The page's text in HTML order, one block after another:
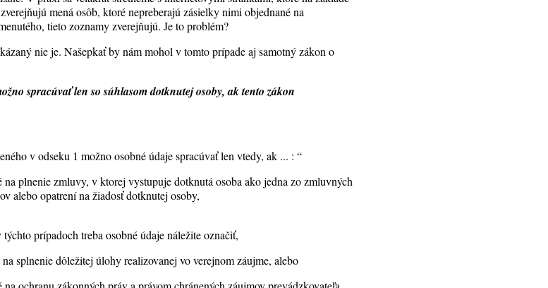
mená osôb, ktoré nepreberajú zásielky nimi objednané na
tieto zoznamy zverejňujú. Je to problém?
nie je. Našepkať by nám mohol v tomto prípade aj samotný zákon o
spracúvať len so súhlasom dotknutej osoby, ak tento zákon
v odseku 1 možno osobné údaje spracúvať len vtedy, ak ... : “
plnenie zmluvy, v ktorej vystupuje dotknutá osoba ako jedna zo zmluvných
alebo opatrení na žiadosť dotknutej osoby,
prípadoch treba osobné údaje náležite označiť,
splnenie dôležitej úlohy realizovanej vo verejnom záujme, alebo